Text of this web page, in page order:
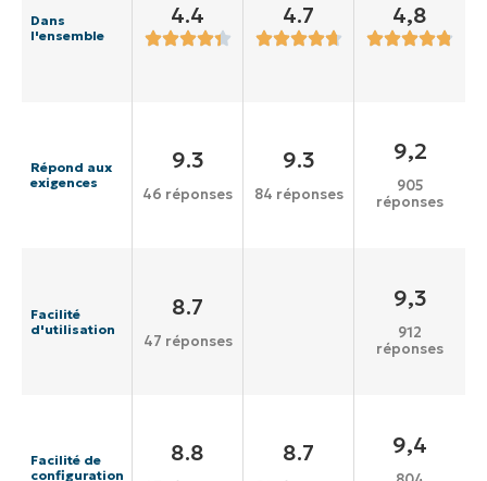
Dans
l'ensemble
4.4 4.7 4,8
Répond aux
exigences
9.3
46 réponses
9.3
84 réponses
9,2
905
réponses
Facilité
d'utilisation
8.7
47 réponses
9,3
912
réponses
Facilité de
configuration
8.8 8.7 9,4